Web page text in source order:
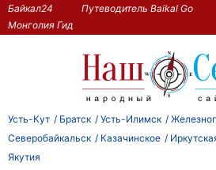
Байкал24 Путеводитель Baikal Go
Монголия Гид
Усть-Кут Братск Усть-Илимск
Северобайкальск
Казачинское
Якутия